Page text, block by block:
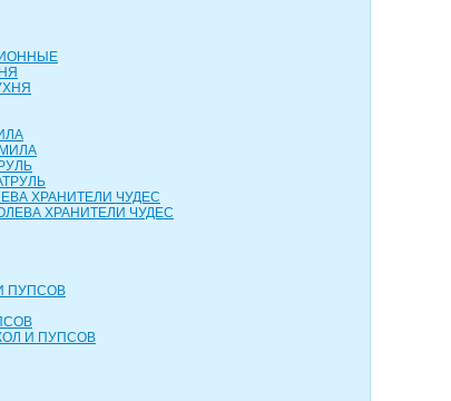
ХРАНИТЕЛИ ЧУДЕС
ХРАНИТЕЛИ ЧУДЕС
ПУПСОВ
И ПУПСОВ